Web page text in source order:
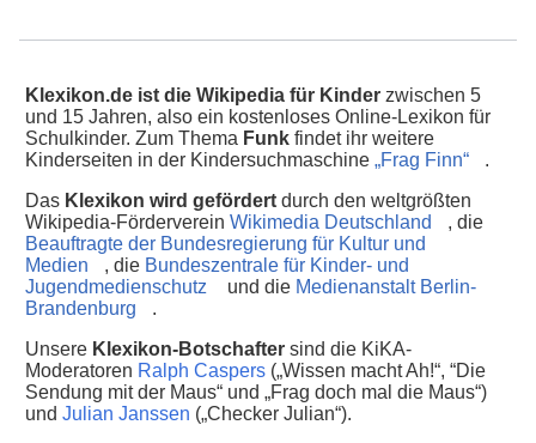
Klexikon.de ist die Wikipedia für Kinder zwischen 5
und 15 Jahren, also ein kostenloses Online-Lexikon für
Schulkinder. Zum Thema Funk findet ihr weitere
Kinderseiten in der Kindersuchmaschine „Frag Finn“
.
Das Klexikon wird gefördert durch den weltgrößten
Wikipedia-Förderverein Wikimedia Deutschland
, die
Beauftragte der Bundesregierung für Kultur und
Medien
, die Bundeszentrale für Kinder- und
Jugendmedienschutz
und die Medienanstalt Berlin-
Brandenburg
.
Unsere Klexikon-Botschafter sind die KiKA-
Moderatoren Ralph Caspers („Wissen macht Ah!“, “Die
Sendung mit der Maus“ und „Frag doch mal die Maus“)
und Julian Janssen („Checker Julian“).